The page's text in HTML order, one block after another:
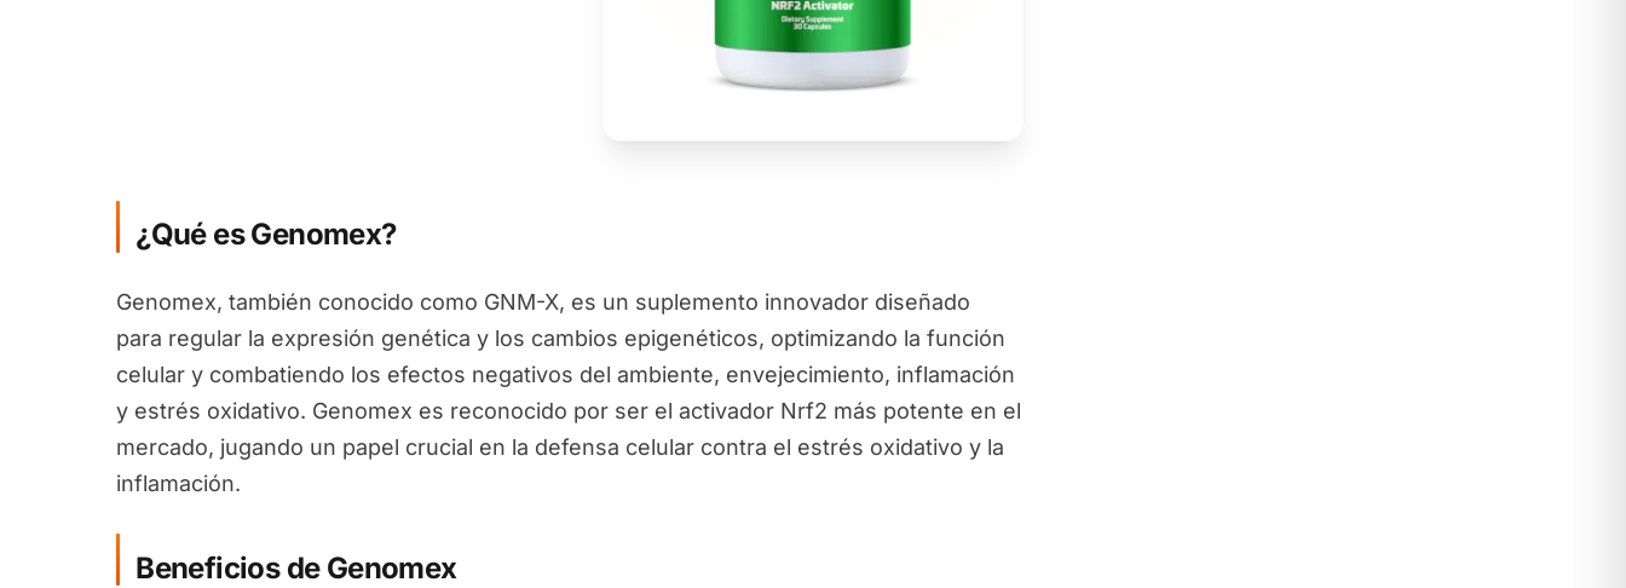
¿Qué es Genomex?
Genomex, también conocido como GNM-X, es un suplemento innovador diseñado
para regular la expresión genética y los cambios epigenéticos, optimizando la función
celular y combatiendo los efectos negativos del ambiente, envejecimiento, inflamación
y estrés oxidativo. Genomex es reconocido por ser el activador Nrf2 más potente en el
mercado, jugando un papel crucial en la defensa celular contra el estrés oxidativo y la
inflamación.
Beneficios de Genomex